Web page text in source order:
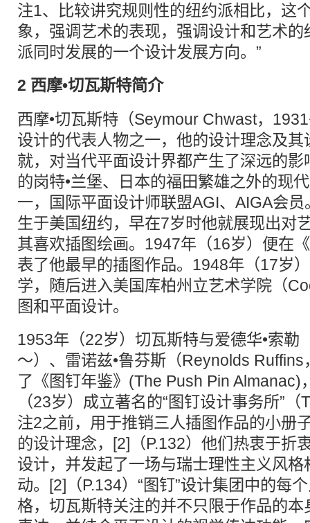
注1、比较讲究规则性的纽约派相比，这
象，强调艺术的表现，强调设计和艺术
派同时发展的一个设计发展方向。”
2 西摩•切瓦斯特简介
西摩•切瓦斯特（Seymour Chwast，
设计的代表人物之一，他的设计理念及
就，对当代平面设计界都产生了深远的
的岗特•兰堡、日本的福田繁雄之外的现
一，国际平面设计师联盟AGI、AIGA会
生于美国纽约，早在7岁时他就展现出对
其喜欢插图绘画。1947年（16岁）便在
表了他最早的插图作品。1948年（17岁
学，随后进入美国库柏州立艺术学院（
图和平面设计。
1953年（22岁）切瓦斯特与爱德华•索勒
～）、雷诺兹•鲁芬斯（Reynolds
了《图钉年鉴》(The Push Pin Almanac)
（23岁）成立著名的“图钉设计事务所”
注2之前，用于推销三人插图作品的小册
的设计理念，[2]（P.132）他们热衷于折
设计，并发起了一场与瑞士理性主义风
动。[2]（P.134）“图钉”设计集团中的每
格，切瓦斯特关注的并不只限于作品的